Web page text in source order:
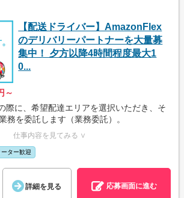
【配送ドライバー】AmazonFlex
のデリバリーパートナーを大量募
集中！ 夕方以降4時間程度最大1
0...
～
際に、希望配達エリアを選択いただき、そ
務を委託します（業務委託）。
仕事内容を見てみる ∨
ーター歓迎
詳細を見る 応募画面に進む